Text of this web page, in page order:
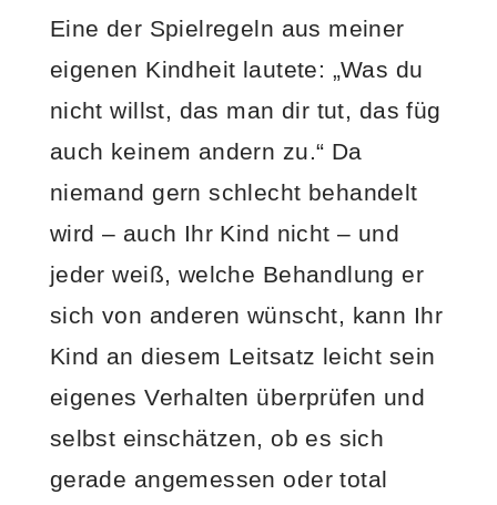
Eine der Spielregeln aus meiner
eigenen Kindheit lautete: „Was du
nicht willst, das man dir tut, das füg
auch keinem andern zu.“ Da
niemand gern schlecht behandelt
wird – auch Ihr Kind nicht – und
jeder weiß, welche Behandlung er
sich von anderen wünscht, kann Ihr
Kind an diesem Leitsatz leicht sein
eigenes Verhalten überprüfen und
selbst einschätzen, ob es sich
gerade angemessen oder total